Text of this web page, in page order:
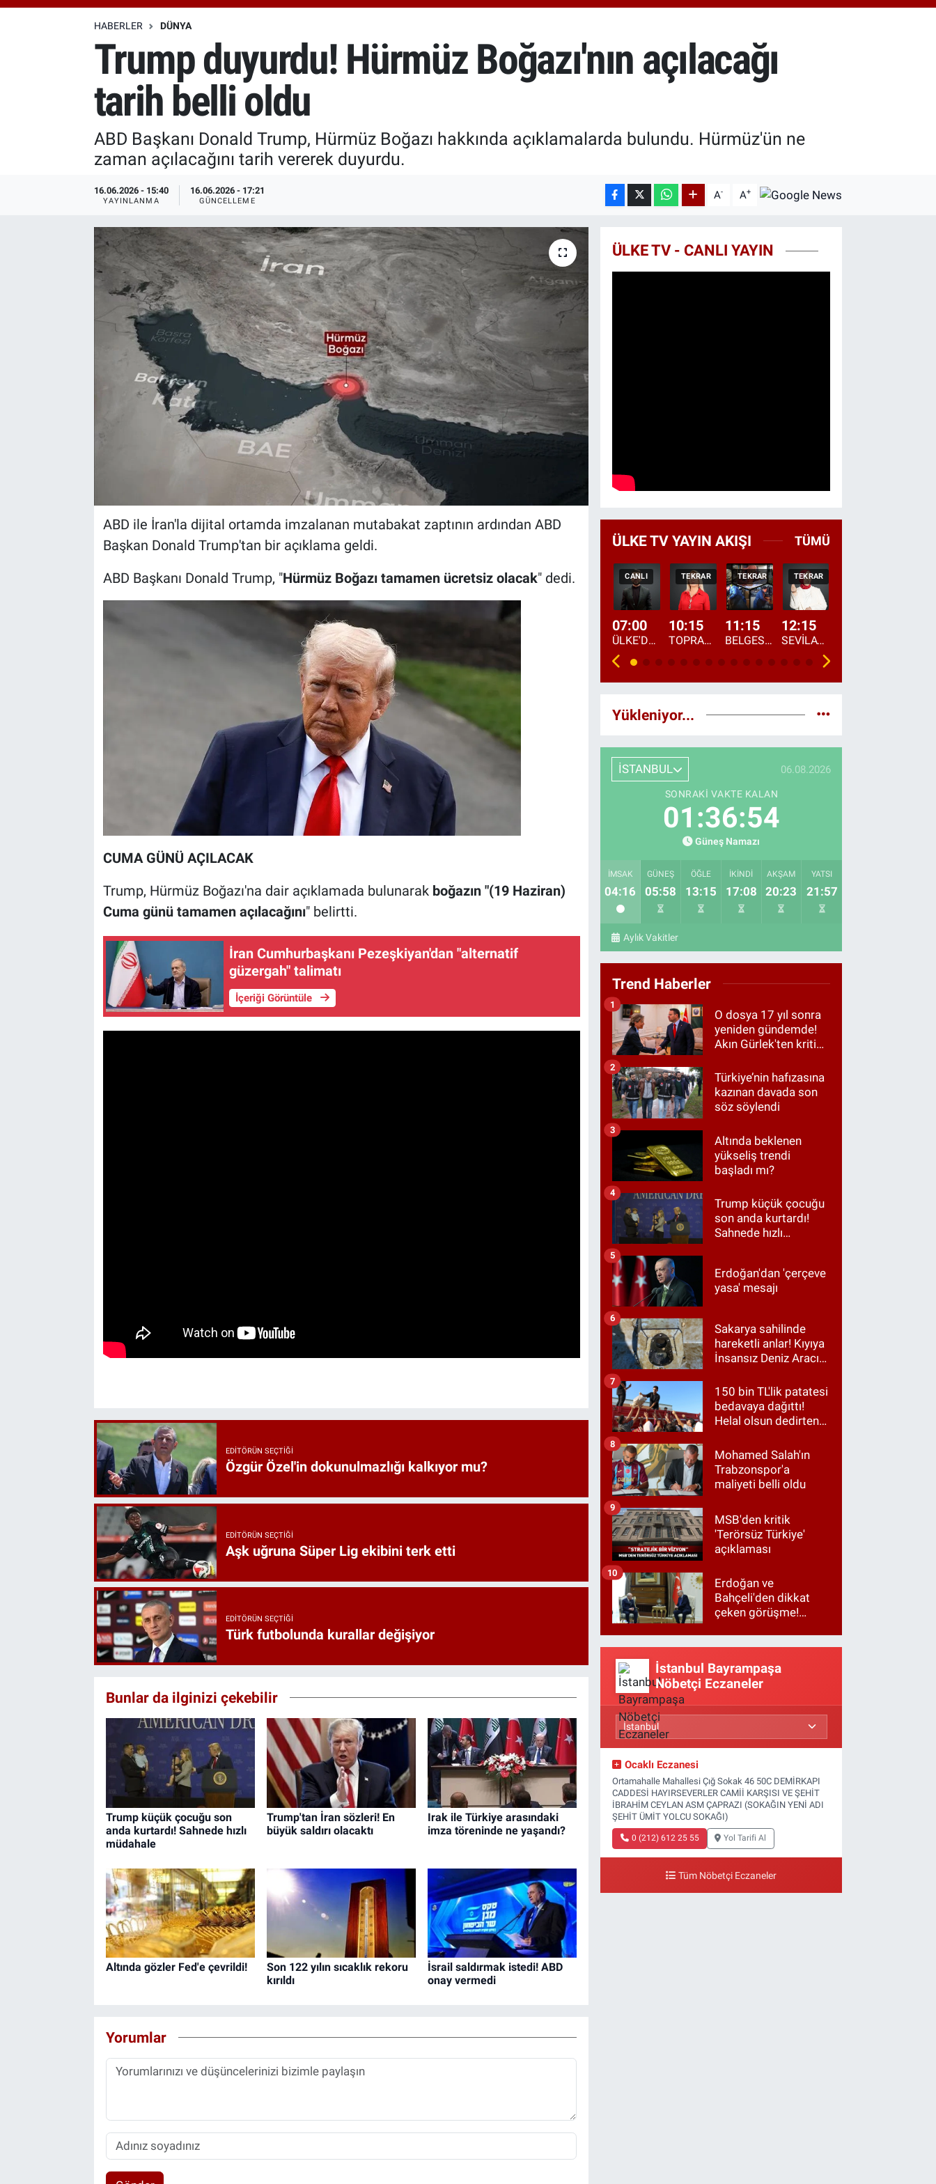
6500.87
%0.12
HABERLER DÜNYA
Trump duyurdu! Hürmüz Boğazı'nın açılacağı
tarih belli oldu
ABD Başkanı Donald Trump, Hürmüz Boğazı hakkında açıklamalarda bulundu. Hürmüz'ün ne
zaman açılacağını tarih vererek duyurdu.
16.06.2026 - 15:40
YAYINLANMA
16.06.2026 - 17:21
GÜNCELLEME A- A+
ABD ile İran'la dijital ortamda imzalanan mutabakat zaptının ardından ABD
Başkan Donald Trump'tan bir açıklama geldi.
ABD Başkanı Donald Trump, "Hürmüz Boğazı tamamen ücretsiz olacak" dedi.
CUMA GÜNÜ AÇILACAK
Trump, Hürmüz Boğazı'na dair açıklamada bulunarak boğazın "(19 Haziran)
Cuma günü tamamen açılacağını" belirtti.
İran Cumhurbaşkanı Pezeşkiyan'dan "alternatif
güzergah" talimatı
İçeriği Görüntüle
EDITÖRÜN SEÇTIĞI
Özgür Özel'in dokunulmazlığı kalkıyor mu?
EDITÖRÜN SEÇTIĞI
Aşk uğruna Süper Lig ekibini terk etti
EDITÖRÜN SEÇTIĞI
Türk futbolunda kurallar değişiyor
Bunlar da ilginizi çekebilir
Trump küçük çocuğu son
anda kurtardı! Sahnede hızlı
müdahale
Trump'tan İran sözleri! En
büyük saldırı olacaktı
Irak ile Türkiye arasındaki
imza töreninde ne yaşandı?
Altında gözler Fed'e çevrildi!
Son 122 yılın sıcaklık rekoru
kırıldı
İsrail saldırmak istedi! ABD
onay vermedi
Yorumlar
ÜLKE TV - CANLI YAYIN
ÜLKE TV YAYIN AKIŞI TÜMÜ
CANLI
07:00
ÜLKE'DE BU SABAH
TEKRAR
10:15
TOPRAKTAN SOFRAYA
TEKRAR
11:15
BELGESEL: "ÜLKE'NİN ALIN TERİ"
TEKRAR
12:15
SEVİLAY SUNGUR İLE ELİMİN BEREKETİ
Yükleniyor...
İSTANBUL 06.08.2026
SONRAKI VAKTE KALAN
01:36:53
Güneş Namazı
İMSAK
04:16
GÜNEŞ
05:58
ÖĞLE
13:15
İKINDI
17:08
AKŞAM
20:23
YATSI
21:57
Aylık Vakitler
Trend Haberler
O dosya 17 yıl sonra
yeniden gündemde!
Akın Gürlek'ten kritik
1
Türkiye’nin hafızasına
kazınan davada son
söz söylendi
2
Altında beklenen
yükseliş trendi
başladı mı?
3
Trump küçük çocuğu
son anda kurtardı!
Sahnede hızlı
4
Erdoğan'dan 'çerçeve
yasa' mesajı
5
Sakarya sahilinde
hareketli anlar! Kıyıya
İnsansız Deniz Aracı
6
150 bin TL'lik patatesi
bedavaya dağıttı!
Helal olsun dedirten
7
Mohamed Salah'ın
Trabzonspor'a
maliyeti belli oldu
8
MSB'den kritik
'Terörsüz Türkiye'
açıklaması
9
Erdoğan ve
Bahçeli'den dikkat
çeken görüşme!
10
İstanbul Bayrampaşa
Nöbetçi Eczaneler
Ocaklı Eczanesi
Ortamahalle Mahallesi Çığ Sokak 46 50C DEMİRKAPI
CADDESİ HAYIRSEVERLER CAMİİ KARŞISI VE ŞEHİT
İBRAHİM CEYLAN ASM ÇAPRAZI (SOKAĞIN YENİ ADI
ŞEHİT ÜMİT YOLCU SOKAĞI)
0 (212) 612 25 55 Yol Tarifi Al
Tüm Nöbetçi Eczaneler
Özel Haberler
Özel Haberler
Erişim Bilgileri
Haber Arşivi